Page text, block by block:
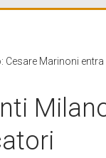
Cesare Marinoni